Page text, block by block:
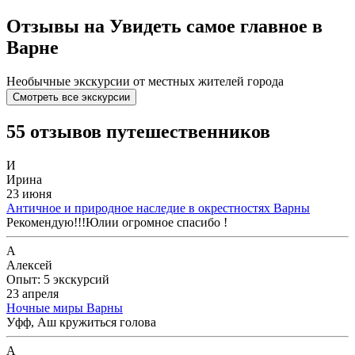
Отзывы на Увидеть самое главное в
Варне
Необычные экскурсии от местных жителей города
Смотреть все экскурсии
55 отзывов путешественников
И
Ирина
23 июня
Античное и природное наследие в окрестностях Варны
Рекомендую!!!Юлии огромное спасибо !
А
Алексей
Опыт: 5 экскурсий
23 апреля
Ночные миры Варны
Уфф, Аш кружиться голова
А